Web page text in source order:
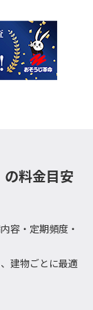
の料金目安
容・定期頻度・
建物ごとに最適